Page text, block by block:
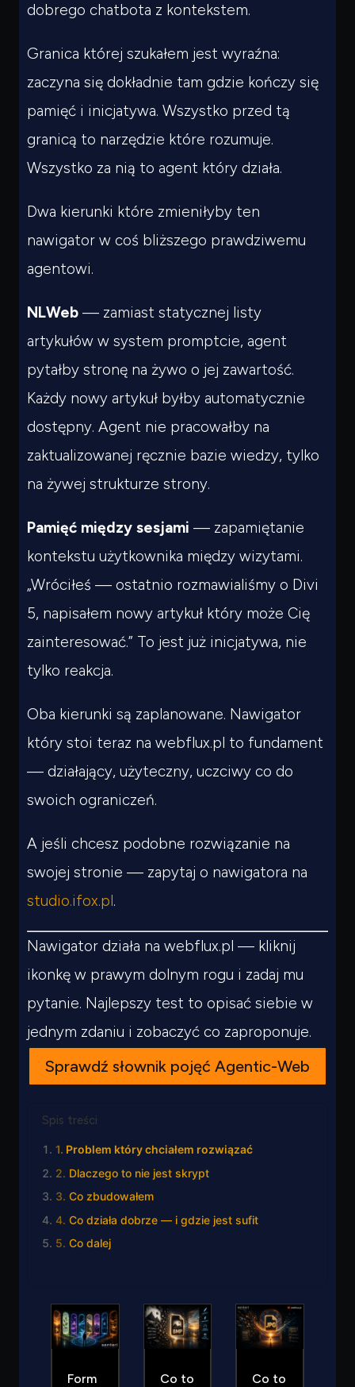
dobrego chatbota z kontekstem.
Granica której szukałem jest wyraźna:
zaczyna się dokładnie tam gdzie kończy się
pamięć i inicjatywa. Wszystko przed tą
granicą to narzędzie które rozumuje.
Wszystko za nią to agent który działa.
Dwa kierunki które zmieniłyby ten
nawigator w coś bliższego prawdziwemu
agentowi.
NLWeb — zamiast statycznej listy
artykułów w system promptcie, agent
pytałby stronę na żywo o jej zawartość.
Każdy nowy artykuł byłby automatycznie
dostępny. Agent nie pracowałby na
zaktualizowanej ręcznie bazie wiedzy, tylko
na żywej strukturze strony.
Pamięć między sesjami — zapamiętanie
kontekstu użytkownika między wizytami.
„Wróciłeś — ostatnio rozmawialiśmy o Divi
5, napisałem nowy artykuł który może Cię
zainteresować.” To jest już inicjatywa, nie
tylko reakcja.
Oba kierunki są zaplanowane. Nawigator
który stoi teraz na webflux.pl to fundament
— działający, użyteczny, uczciwy co do
swoich ograniczeń.
A jeśli chcesz podobne rozwiązanie na
swojej stronie — zapytaj o nawigatora na
studio.ifox.pl.
Nawigator działa na webflux.pl — kliknij
ikonkę w prawym dolnym rogu i zadaj mu
pytanie. Najlepszy test to opisać siebie w
jednym zdaniu i zobaczyć co zaproponuje.
Sprawdź słownik pojęć Agentic-Web
Spis treści
Problem który chciałem rozwiązać
Dlaczego to nie jest skrypt
Co zbudowałem
Co działa dobrze — i gdzie jest sufit
Co dalej
Form
Co to
Co to